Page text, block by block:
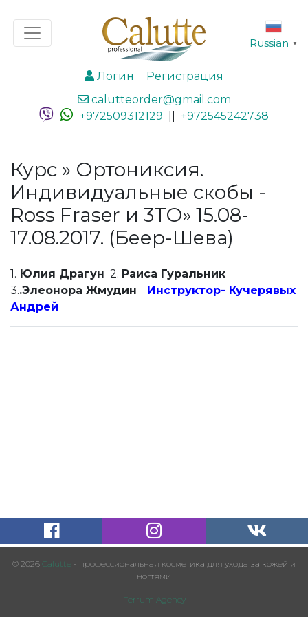
Логин
Регистрация
calutteorder@gmail.com
+972509312129
+972545242738
Russian ▼
Курс » Ортониксия.
Индивидуальные скобы -
Ross Fraser и 3TO» 15.08-
17.08.2017. (Беер-Шева)
1. Юлия Драгун 2. Раиса Гуральник
3..Элеонора Жмудин Инструктор- Кучерявых
Андрей
© 2026 Calutte - профессиональная косметика для ухода за кожей и
ногтями
Ferrum Agency